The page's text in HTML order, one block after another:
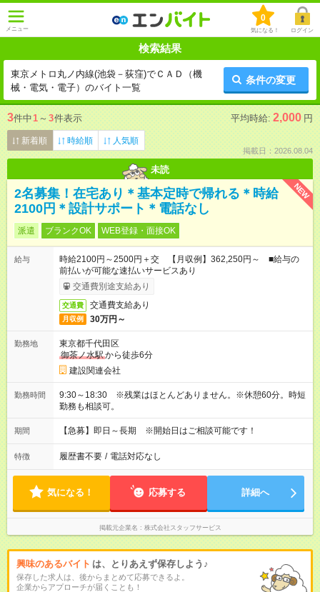
メニュー
0
気になる！ ログイン
検索結果
東京メトロ丸ノ内線(池袋－荻窪)でＣＡＤ（機
械・電気・電子）のバイト一覧
条件の変更
3件中1 ～ 3件表示 平均時給: 2,000 円
新着順 時給順 人気順
掲載日：2026.08.04
未読
NEW
2名募集！在宅あり＊基本定時で帰れる＊時給
2100円＊設計サポート＊電話なし
派遣 ブランクOK WEB登録・面接OK
給与
時給2100円～2500円＋交 【月収例】362,250円～ ■給与の
前払いが可能な速払いサービスあり
交通費別途支給あり
交通費 交通費支給あり
月収例 30万円～
勤務地
東京都千代田区
御茶ノ水駅から徒歩6分
建設関連会社
勤務時間
9:30～18:30 ※残業はほとんどありません。※休憩60分。時短
勤務も相談可。
期間 【急募】即日～長期 ※開始日はご相談可能です！
特徴 履歴書不要 / 電話対応なし
気になる！ 応募する 詳細へ
掲載元企業名 株式会社スタッフサービス
興味のあるバイト は、とりあえず保存しよう♪
保存した求人は、後からまとめて応募できるよ。
企業からアプローチが届くことも！